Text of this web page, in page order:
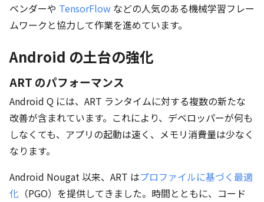
ベンダーや TensorFlow などの人気のある機械学習フレー
ムワークと協力して作業を進めています。
Android の土台の強化
ART のパフォーマンス
Android Q には、ART ランタイムに対する複数の新たな
改善が含まれています。これにより、デベロッパーが何も
しなくても、アプリの起動は速く、メモリ消費量は少なく
なります。
Android Nougat 以来、ART はプロファイルに基づく最適
化 （PGO）を提供してきました。時間とともに、コード